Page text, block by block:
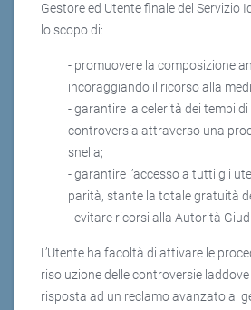
Gestore ed Utente finale del Servizio
lo scopo di:
- promuovere la composizione
incoraggiando il ricorso alla
- garantire la celerità dei tempi
controversia attraverso una
snella;
- garantire l’accesso a tutti gli
parità, stante la totale gratuità
- evitare ricorsi alla Autorità
L’Utente ha facoltà di attivare le
risoluzione delle controversie
risposta ad un reclamo avanzato al